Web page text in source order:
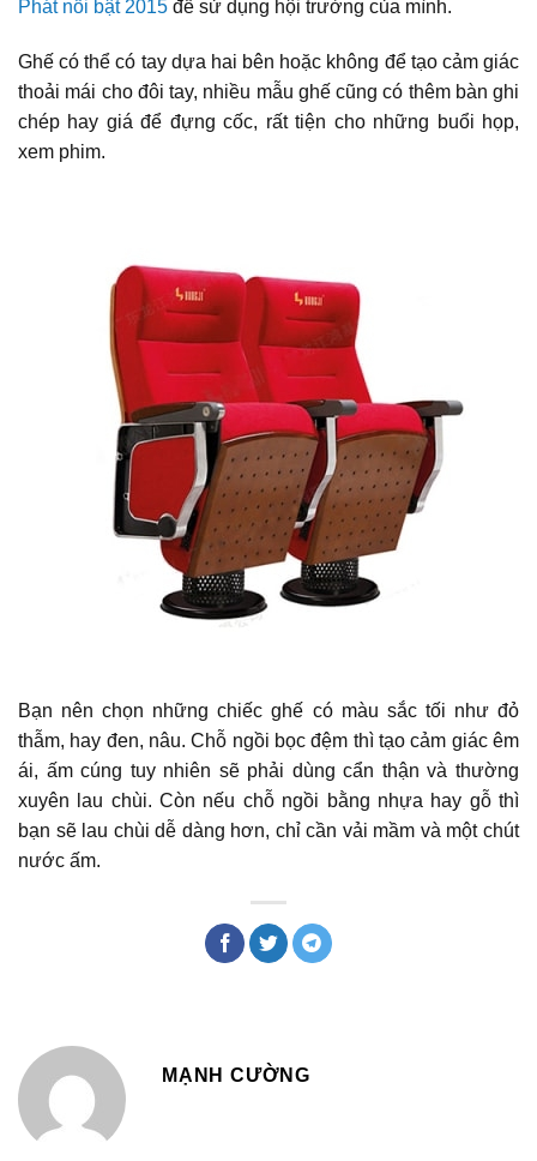
Phát nổi bật 2015 để sử dụng hội trường của mình.
Ghế có thể có tay dựa hai bên hoặc không để tạo cảm giác
thoải mái cho đôi tay, nhiều mẫu ghế cũng có thêm bàn ghi
chép hay giá để đựng cốc, rất tiện cho những buổi họp,
xem phim.
Bạn nên chọn những chiếc ghế có màu sắc tối như đỏ
thẫm, hay đen, nâu. Chỗ ngồi bọc đệm thì tạo cảm giác êm
ái, ấm cúng tuy nhiên sẽ phải dùng cẩn thận và thường
xuyên lau chùi. Còn nếu chỗ ngồi bằng nhựa hay gỗ thì
bạn sẽ lau chùi dễ dàng hơn, chỉ cần vải mầm và một chút
nước ấm.
MẠNH CƯỜNG